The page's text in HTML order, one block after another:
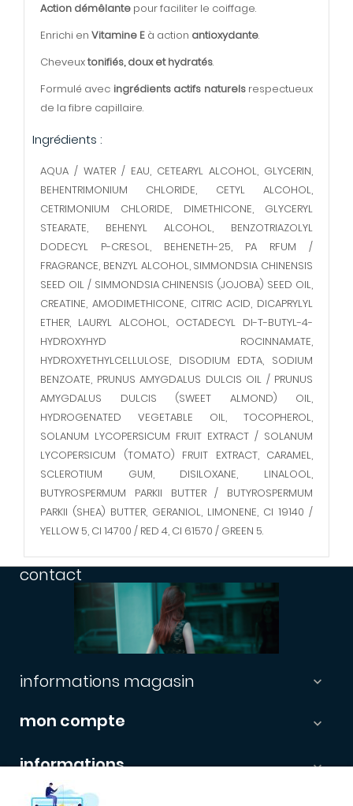
Action démêlante pour faciliter le coiffage.
Enrichi en Vitamine E à action antioxydante.
Cheveuxtonifiés, doux et hydratés.
Formulé avec ingrédients actifs naturelsrespectueux
de la fibre capillaire.
Ingrédients :
AQUA / WATER / EAU, CETEARYL ALCOHOL, GLYCERIN,
BEHENTRIMONIUM CHLORIDE, CETYL ALCOHOL,
CETRIMONIUM CHLORIDE, DIMETHICONE, GLYCERYL
STEARATE, BEHENYL ALCOHOL, BENZOTRIAZOLYL
DODECYL P-CRESOL, BEHENETH-25, PA RFUM /
FRAGRANCE, BENZYL ALCOHOL, SIMMONDSIA CHINENSIS
SEED OIL / SIMMONDSIA CHINENSIS (JOJOBA) SEED OIL,
CREATINE, AMODIMETHICONE, CITRIC ACID, DICAPRYLYL
ETHER, LAURYL ALCOHOL, OCTADECYL DI-T-BUTYL-4-
HYDROXYHYD ROCINNAMATE,
HYDROXYETHYLCELLULOSE, DISODIUM EDTA, SODIUM
BENZOATE, PRUNUS AMYGDALUS DULCIS OIL / PRUNUS
AMYGDALUS DULCIS (SWEET ALMOND) OIL,
HYDROGENATED VEGETABLE OIL, TOCOPHEROL,
SOLANUM LYCOPERSICUM FRUIT EXTRACT / SOLANUM
LYCOPERSICUM (TOMATO) FRUIT EXTRACT, CARAMEL,
SCLEROTIUM GUM, DISILOXANE, LINALOOL,
BUTYROSPERMUM PARKII BUTTER / BUTYROSPERMUM
PARKII (SHEA) BUTTER, GERANIOL, LIMONENE, CI 19140 /
YELLOW 5, CI 14700 / RED 4, CI 61570 / GREEN 5.
contact
informations magasin 
mon compte 
informations 
newsletter